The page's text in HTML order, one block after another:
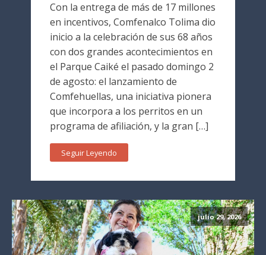
Con la entrega de más de 17 millones
en incentivos, Comfenalco Tolima dio
inicio a la celebración de sus 68 años
con dos grandes acontecimientos en
el Parque Caiké el pasado domingo 2
de agosto: el lanzamiento de
Comfehuellas, una iniciativa pionera
que incorpora a los perritos en un
programa de afiliación, y la gran […]
Seguir Leyendo
julio 29, 2026